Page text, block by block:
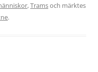
,Tramsoch märktes
.